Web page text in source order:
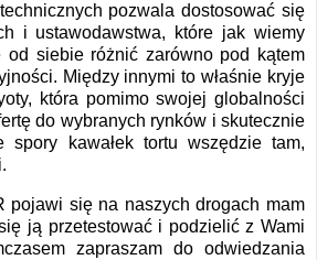
pozwala dostosować się
i ustawodawstwa, które jak wiemy
od siebie różnić zarówno pod kątem
Między innymi to właśnie kryje
która pomimo swojej globalności
do wybranych rynków i skutecznie
spory kawałek tortu wszędzie tam,
pojawi się na naszych drogach mam
ją przetestować i podzielić z Wami
zapraszam do odwiedzania